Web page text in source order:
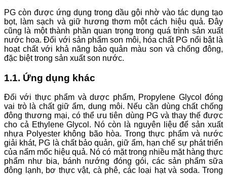
PG còn được ứng dụng trong dầu gội nhờ vào tác dụng tạo
bọt, làm sạch và giữ hương thơm một cách hiệu quả. Đây
cũng là một thành phần quan trọng trong quá trình sản xuất
nước hoa. Đối với sản phẩm son môi, hóa chất PG nổi bật là
hoạt chất với khả năng bảo quản màu son và chống đông,
đặc biệt trong sản xuất son nước.
1.1. Ứng dụng khác
Đối với thực phẩm và dược phẩm, Propylene Glycol đóng
vai trò là chất giữ ẩm, dung môi. Nếu cần dùng chất chống
đông thương mại, có thể ưu tiên dùng PG và thay thế được
cho cả Ethylene Glycol. Nó còn là nguyên liệu để sản xuất
nhựa Polyester không bão hòa. Trong thực phẩm và nước
giải khát, PG là chất bảo quản, giữ ẩm, hạn chế sự phát triển
của nấm mốc hiệu quả. Nó có mặt trong nhiều mặt hàng thực
phẩm như bia, bánh nướng đóng gói, các sản phẩm sữa
đông lạnh, bơ thực vật, cà phê, các loại hạt và soda. Trong